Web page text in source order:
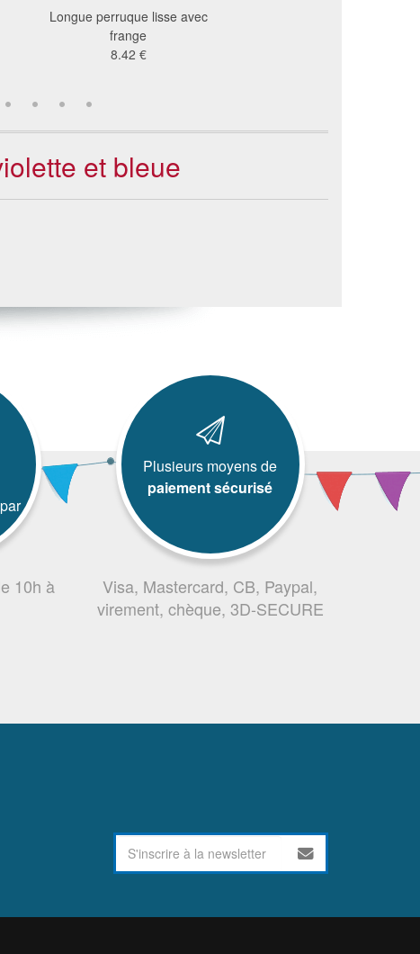
Longue perruque lisse avec
frange
8.42 €
et bleue
10h à
Plusieurs moyens de
paiement sécurisé
Visa, Mastercard, CB, Paypal,
virement, chèque, 3D-SECURE